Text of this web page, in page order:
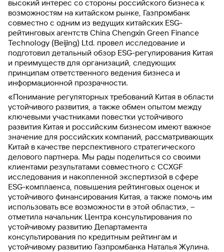
высокий интерес со стороны российского бизнеса к
возможностям на китайском рынке, Газпромбанк
совместно с одним из ведущих китайских ESG-
рейтинговых агентств China Chengxin Green Finance
Technology (Beijing) Ltd. провел исследование и
подготовил детальный обзор ESG-регулирования Китая
и преимуществ для организаций, следующих
принципам ответственного ведения бизнеса и
информационной прозрачности.
«Понимание регуляторных требований Китая в области
устойчивого развития, а также обмен опытом между
ключевыми участниками повестки устойчивого
развития Китая и российским бизнесом имеют важное
значение для российских компаний, рассматривающих
Китай в качестве перспективного стратегического
делового партнера. Мы рады поделиться со своими
клиентами результатами совместного с CCXGF
исследования и накопленной экспертизой в сфере
ESG-комплаенса, повышения рейтинговых оценок и
устойчивого финансирования Китая, а также помочь им
использовать все возможности в этой области», –
отметила начальник Центра консультирования по
устойчивому развитию Департамента
консультирования по кредитным рейтингам и
устойчивому развитию Газпромбанка Наталья Жулина.